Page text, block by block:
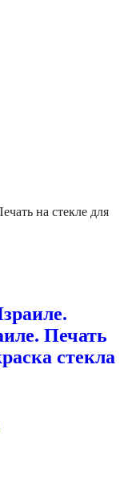
на стекле для
Печать
стекла